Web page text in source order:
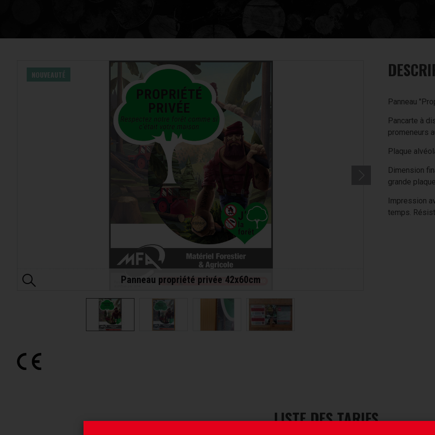
NOUVEAUTÉ
Panneau propriété privée 42x60cm
Panneau
Pancarte à
promeneurs
Plaque
Dimension
grande
Impression
temps.
LISTE DES TARIFS